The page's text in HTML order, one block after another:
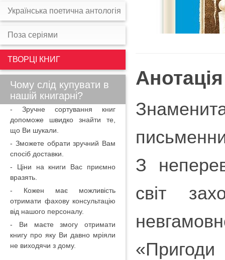
Анотація
З
світ
Українська поетична антологія
Поза серіями
ТВОРЦІ КНИГ
Чому слід купувати в
нашій книгарні?
- Зручне сортування книг
допоможе швидко знайти те,
що Ви шукали.
- Зможете обрати зручний Вам
спосіб доставки.
- Ціни на книги Вас приємно
вразять.
- Кожен має можливість
отримати фахову консультацію
від нашого персоналу.
- Ви маєте змогу отримати
книгу про яку Ви давно мріяли
не виходячи з дому.